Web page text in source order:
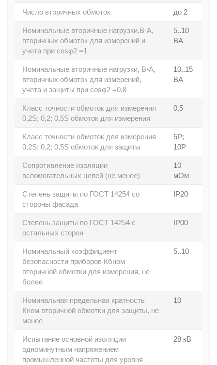
Число вторичных обмоток до 2
Номинальные вторичные нагрузки,В-А,
вторичных обмоток для измерений и
учета при cosφ2 =1
5..10
ВА
Номинальные вторичные нагрузки, В•А,
вторичных обмоток для измерений,
учета и защиты при cosφ2 =0,8
10..15
ВА
Класс точности обмоток для измерения
0,2S; 0,2; 0,5S обмоток для измерения
0,5
Класс точности обмоток для измерения
0,2S; 0,2; 0,5S обмоток для защиты
5Р;
10Р
Сопротивление изоляции
вспомогательных цепей (не менее)
10
мОм
Степень защиты по ГОСТ 14254 со
стороны фасада
IP20
Степень защиты по ГОСТ 14254 с
остальных сторон
IP00
Номинальный коэффициент
безопасности приборов Кбном
вторичной обмотки для измерения, не
более
5..10
Номинальная предельная кратность
Кном вторичной обмотки для защиты, не
менее
10
Испытание основной изоляции
одноминутным напряжением
промышленной частоты для уровня
28 кВ